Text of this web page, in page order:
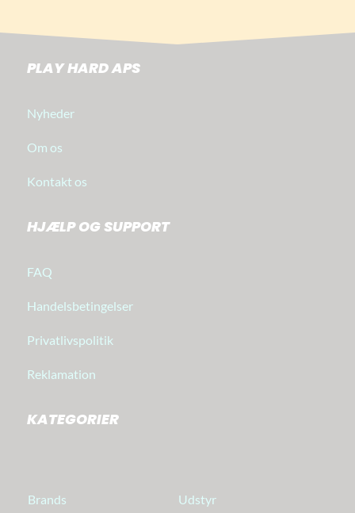
PLAY HARD APS
Nyheder
Om os
Kontakt os
HJÆLP OG SUPPORT
FAQ
Handelsbetingelser
Privatlivspolitik
Reklamation
KATEGORIER
Brands Udstyr